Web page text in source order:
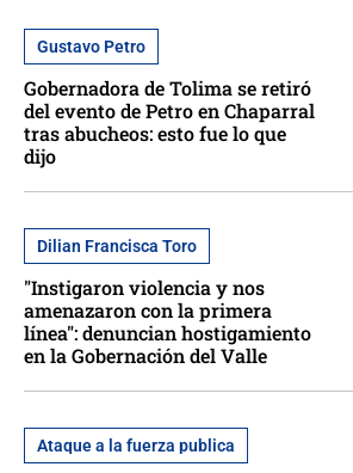
Gustavo Petro
Gobernadora de Tolima se retiró
del evento de Petro en Chaparral
tras abucheos: esto fue lo que
dijo
Dilian Francisca Toro
"Instigaron violencia y nos
amenazaron con la primera
línea": denuncian hostigamiento
en la Gobernación del Valle
Ataque a la fuerza publica